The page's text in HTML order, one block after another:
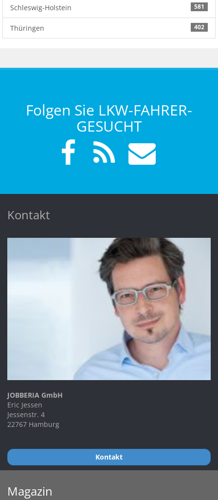
581
Schleswig-Holstein
402
Thüringen
Folgen Sie LKW-FAHRER-
GESUCHT
Kontakt
JOBBERIA GmbH
Eric Jessen
Jessenstr. 4
22767 Hamburg
Kontakt
Magazin